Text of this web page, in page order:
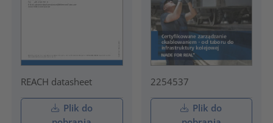
REACH datasheet
Plik do
2254537
Plik do